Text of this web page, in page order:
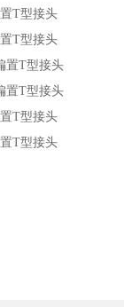
T型接头
T型接头
置T型接头
置T型接头
T型接头
T型接头